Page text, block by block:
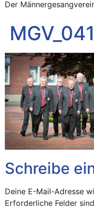
Der
MGV_041
Schreibe
Deine E-Mail-Adresse
Erforderliche Felder